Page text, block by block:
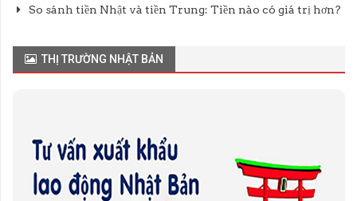
So sánh tiền Nhật và tiền Trung: Tiền nào có giá trị hơn?
THỊ TRƯỜNG NHẬT BẢN